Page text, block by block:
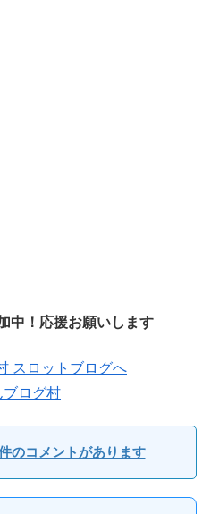
中！応援お願いします
ブログ村
のコメントがあります